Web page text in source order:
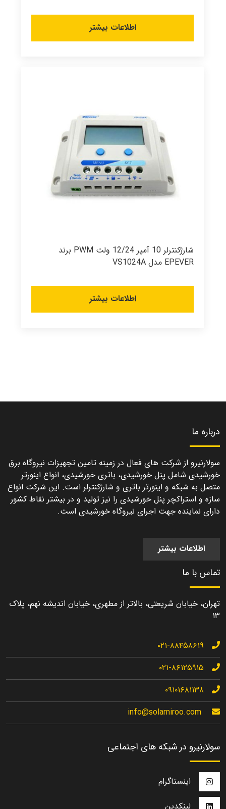
اطلاعات بیشتر
شارژکنترلر 10 آمپر 12/24 ولت PWM برند
EPEVER مدل VS1024A
اطلاعات بیشتر
درباره ما
سولارنیرو از شرکت های فعال در زمینه تامین تجهیزات نیروگاه برق
خورشیدی شامل پنل خورشیدی، باتری خورشیدی، انواع اینورتر
متصل به شبکه و اینورتر باتری و شارژکنترلر است. این شرکت انواع
سازه و استراکچر پنل خورشیدی را نیز تولید و در بیشتر نقاط کشور
دارای نماینده جهت اجرای نیروگاه خورشیدی است.
اطلاعات بیشتر
تماس با ما
تهران، خیابان شریعتی، بالاتر از مطهری، خیابان اندیشه نهم، پلاک
۱۳
۰۲۱-۸۸۴۵۸۶۱۹
۰۲۱-۸۶۱۲۵۹۱۵
۰۹۱۰۱۶۸۱۱۳۸
info@solarniroo.com
سولارنیرو در شبکه های اجتماعی
اینستاگرام
لینکدین